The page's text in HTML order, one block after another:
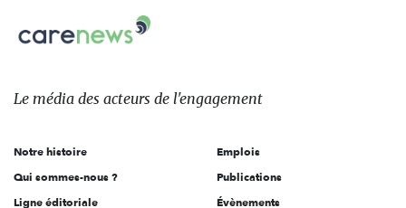
sur:
Carenews,
Le
des
l'engagement
Le média des acteurs de l'engagement
Notre histoire
Qui sommes-nous ?
Ligne éditoriale
Emplois
Publications
Évènements